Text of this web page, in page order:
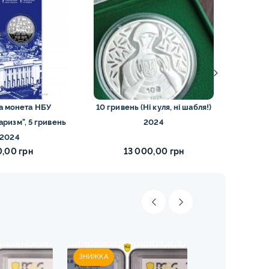
монета НБУ
5 гривень
2024
грн
10 гривень (Ні куля, ні шабля!)
2024
13 000,00 грн
ЗНИЖКА